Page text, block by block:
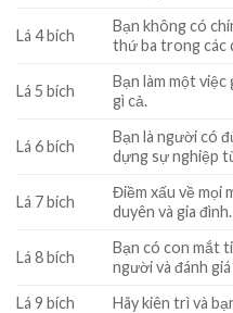
Lá 4 bích
Bạn không có
thứ ba trong các
Lá 5 bích
Bạn làm một
gì cả.
Lá 6 bích
Bạn là người có
dựng sự nghiệp
Lá 7 bích
Điềm xấu về mọi
duyên và gia đình.
Lá 8 bích
Bạn có con mắt
người và đánh
Lá 9 bích
Hãy kiên trì và